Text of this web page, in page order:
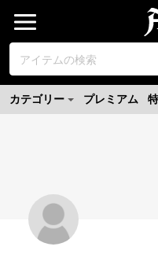
カテゴリー プレミアム